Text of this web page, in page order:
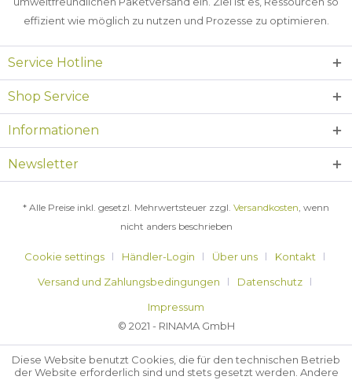
effizient wie möglich zu nutzen und Prozesse zu optimieren.
Service Hotline
Shop Service
Informationen
Newsletter
* Alle Preise inkl. gesetzl. Mehrwertsteuer zzgl. Versandkosten, wenn
nicht anders beschrieben
Cookie settings Händler-Login Über uns
Kontakt
Versand und Zahlungsbedingungen
Datenschutz
Impressum
© 2021 - RINAMA GmbH
Diese Website benutzt Cookies, die für den technischen Betrieb
der Website erforderlich sind und stets gesetzt werden. Andere